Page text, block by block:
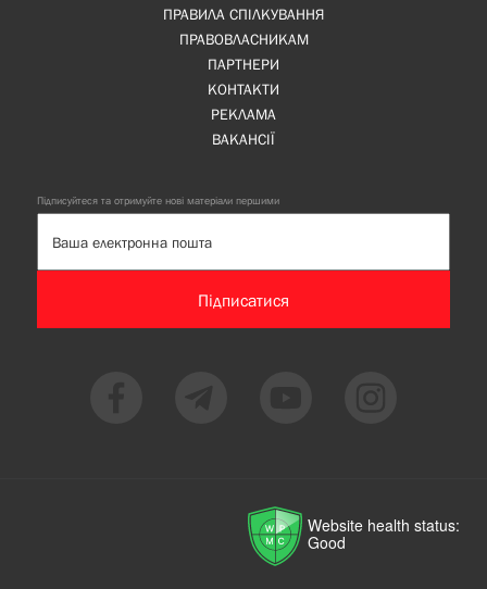
ПРАВИЛА СПІЛКУВАННЯ
ПРАВОВЛАСНИКАМ
ПАРТНЕРИ
КОНТАКТИ
РЕКЛАМА
ВАКАНСІЇ
Підписуйтеся та отримуйте нові матеріали першими
Підписатися
Website health status:
Good